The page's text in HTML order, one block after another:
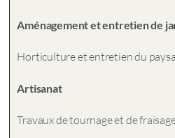
Aménagement et entretien de
Horticulture et entretien du
Artisanat
Travaux de tournage et de